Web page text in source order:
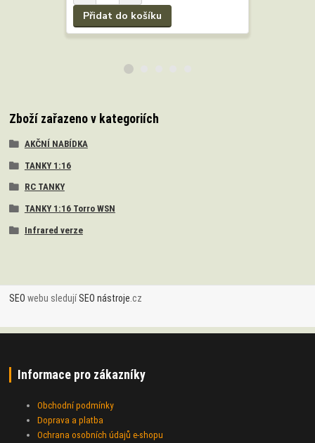
Přidat do košíku
Zboží zařazeno v kategoriích
AKČNÍ NABÍDKA
TANKY 1:16
RC TANKY
TANKY 1:16 Torro WSN
Infrared verze
SEO webu sledujíSEO nástroje.cz
Informace pro zákazníky
Obchodní podmínky
Doprava a platba
Ochrana osobních údajů e-shopu